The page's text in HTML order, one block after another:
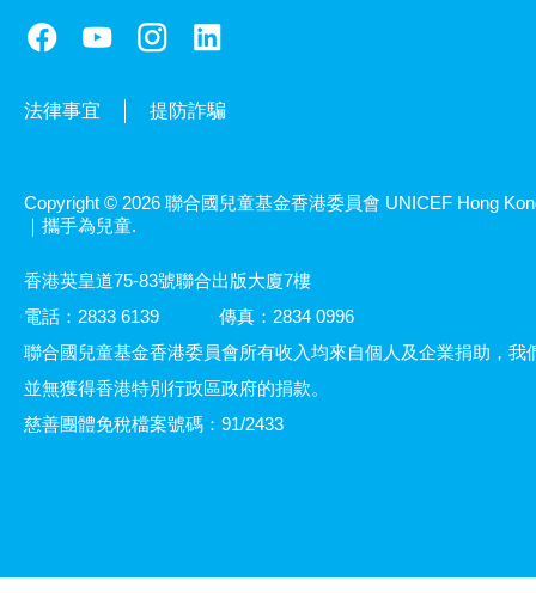
法律事宜 提防詐騙
Copyright © 2026 聯合國兒童基金香港委員會 UNICEF Hong
｜攜手為兒童.
香港英皇道75-83號聯合出版大廈7樓
電話：2833 6139
傳真：2834 0996
聯合國兒童基金香港委員會所有收入均來自個人及企業捐助，我
並無獲得香港特別行政區政府的捐款。
慈善團體免稅檔案號碼：91/2433